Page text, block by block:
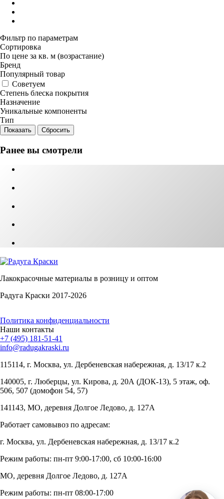
Фильтр по параметрам
Сортировка
По цене за кв. м (возрастание)
Бренд
Популярный товар
Советуем
Степень блеска покрытия
Назначение
Уникальные компоненты
Тип
Сбросить
Ранее вы смотрели
Лакокрасочные материалы в розницу и оптом
Радуга Краски 2017-2026
Политика конфиденциальности
Наши контакты
+7 (495) 181-51-41
info@radugakraski.ru
115114, г. Москва, ул. Дербеневская набережная, д. 13/17 к.2
140005, г. Люберцы, ул. Кирова, д. 20А (ДОК-13), 5 этаж, оф.
506, 507 (домофон 54, 57)
141143, МО, деревня Долгое Ледово, д. 127А
Работает самовывоз по адресам:
г. Москва, ул. Дербеневская набережная, д. 13/17 к.2
Режим работы: пн-пт 9:00-17:00, сб 10:00-16:00
МО, деревня Долгое Ледово, д. 127А
Режим работы: пн-пт 08:00-17:00